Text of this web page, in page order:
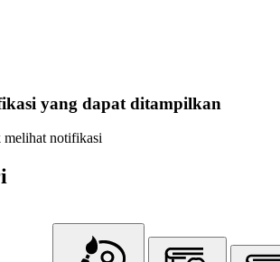
yang dapat ditampilkan
notifikasi